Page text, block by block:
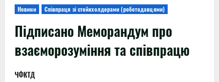
Новини Співпраця зі стейкхолдерами (роботодавцями)
Підписано Меморандум про
взаєморозуміння та співпрацю
ЧФКТД